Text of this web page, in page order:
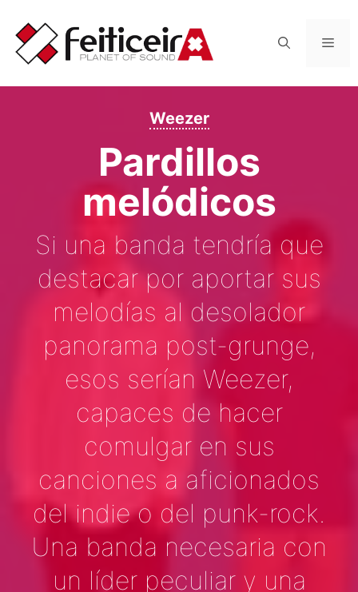
contenido
Weezer
Pardillos
melódicos
Si una banda tendría que
destacar por aportar sus
melodías al desolador
panorama post-grunge,
esos serían Weezer,
capaces de hacer
comulgar en sus
canciones a aficionados
del indie o del punk-rock.
Una banda necesaria con
un líder peculiar y una